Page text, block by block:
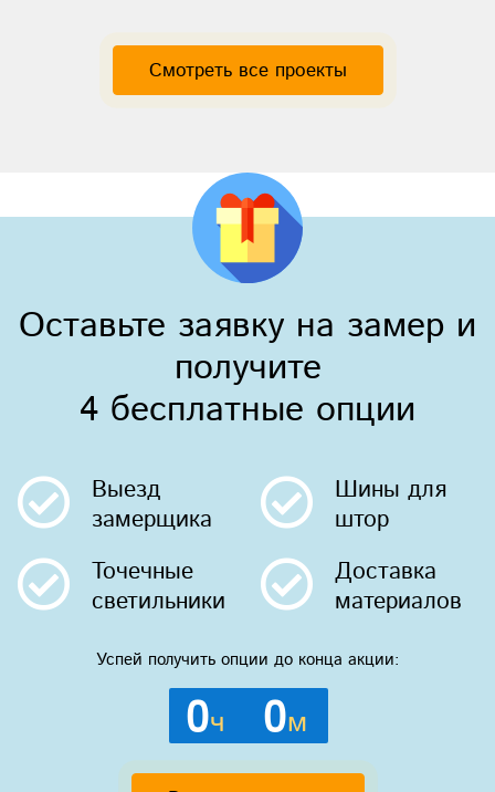
Смотреть все проекты
Оставьте заявку на замер и
получите
4 бесплатные опции
Выезд
замерщика
Шины для
штор
Точечные
светильники
Доставка
материалов
Успей получить опции до конца акции:
0ч 0м